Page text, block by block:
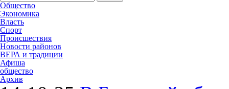
Общество
Экономика
Власть
Спорт
Происшествия
Новости районов
ВЕРА и традиции
Афиша
общество
Архив